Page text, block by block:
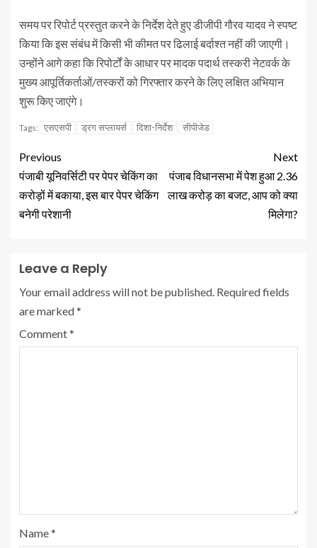
समय पर रिपोर्ट प्रस्तुत करने के निर्देश देते हुए डीजीपी गौरव यादव ने स्पष्ट
किया कि इस संबंध में किसी भी कीमत पर ढिलाई बर्दाश्त नहीं की जाएगी।
उन्होंने आगे कहा कि रिपोर्टों के आधार पर मादक पदार्थ तस्करी नेटवर्क के
मुख्य आपूर्तिकर्ताओं/तस्करों को गिरफ्तार करने के लिए लक्षित अभियान
शुरू किए जाएंगे।
Tags: एसएसपी ड्रग सप्लायर्स दिशा-निर्देश सीपीजेड
Previous
पंजाबी यूनिवर्सिटी पर पेपर चेकिंग का
करोड़ों में बकाया, इस बार पेपर चेकिंग
बनेगी परेशानी
Next
पंजाब विधानसभा में पेश हुआ 2.36
लाख करोड़ का बजट, आप को क्या
मिलेगा?
Leave a Reply
Your email address will not be published. Required fields
are marked*
Comment*
Name*